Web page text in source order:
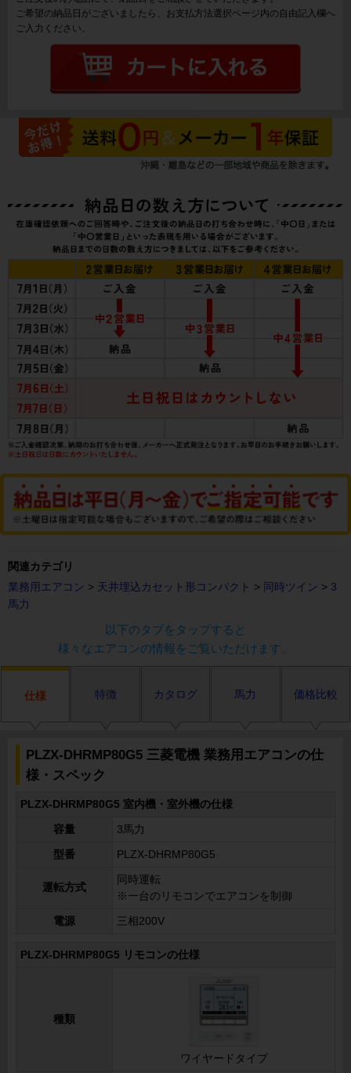
ご希望の納品日がございましたら、お支払方法選択ページ内の自由記入欄へ
ご入力ください。
関連カテゴリ
業務用エアコン > 天井埋込カセット形コンパクト > 同時ツイン > 3
馬力
以下のタブをタップすると
様々なエアコンの情報をご覧いただけます。
仕様 特徴 カタログ 馬力 価格比較
PLZX-DHRMP80G5 三菱電機 業務用エアコンの仕
様・スペック
PLZX-DHRMP80G5 室内機・室外機の仕様
容量 3馬力
型番 PLZX-DHRMP80G5
運転方式
同時運転
※一台のリモコンでエアコンを制御
電源 三相200V
PLZX-DHRMP80G5 リモコンの仕様
種類
ワイヤードタイプ